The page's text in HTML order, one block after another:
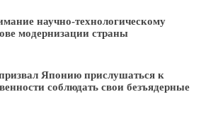
научно-технологическому
модернизации страны
Японию прислушаться к
соблюдать свои безъядерные